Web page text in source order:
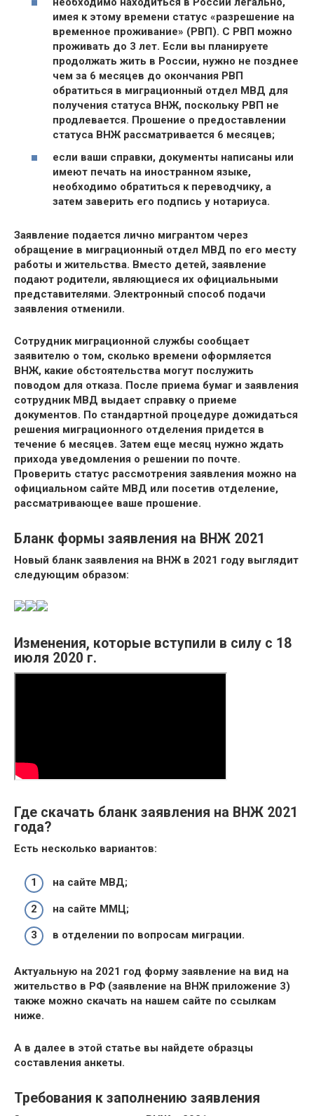
имея к этому времени статус «разрешение на
временное проживание» (РВП). С РВП можно
проживать до 3 лет. Если вы планируете
продолжать жить в России, нужно не позднее
чем за 6 месяцев до окончания РВП
обратиться в миграционный отдел МВД для
получения статуса ВНЖ, поскольку РВП не
продлевается. Прошение о предоставлении
статуса ВНЖ рассматривается 6 месяцев;
если ваши справки, документы написаны или
имеют печать на иностранном языке,
необходимо обратиться к переводчику, а
затем заверить его подпись у нотариуса.
Заявление подается лично мигрантом через
обращение в миграционный отдел МВД по его месту
работы и жительства. Вместо детей, заявление
подают родители, являющиеся их официальными
представителями. Электронный способ подачи
заявления отменили.
Сотрудник миграционной службы сообщает
заявителю о том, сколько времени оформляется
ВНЖ, какие обстоятельства могут послужить
поводом для отказа. После приема бумаг и заявления
сотрудник МВД выдает справку о приеме
документов. По стандартной процедуре дожидаться
решения миграционного отделения придется в
течение 6 месяцев. Затем еще месяц нужно ждать
прихода уведомления о решении по почте.
Проверить статус рассмотрения заявления можно на
официальном сайте МВД или посетив отделение,
рассматривающее ваше прошение.
Бланк формы заявления на ВНЖ 2021
Новый бланк заявления на ВНЖ в 2021 году выглядит
следующим образом:
Изменения, которые вступили в силу с 18
июля 2020 г.
Где скачать бланк заявления на ВНЖ 2021
года?
Есть несколько вариантов:
на сайте МВД;
на сайте ММЦ;
в отделении по вопросам миграции.
Актуальную на 2021 год форму заявление на вид на
жительство в РФ (заявление на ВНЖ приложение 3)
также можно скачать на нашем сайте по ссылкам
ниже.
А в далее в этой статье вы найдете образцы
составления анкеты.
Требования к заполнению заявления